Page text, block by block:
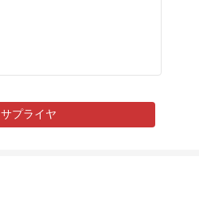
サプライヤ